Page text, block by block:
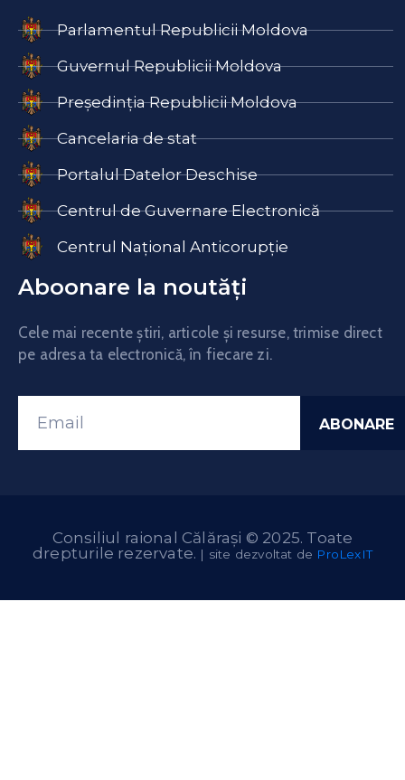
Parlamentul Republicii Moldova
Guvernul Republicii Moldova
Președinția Republicii Moldova
Cancelaria de stat
Portalul Datelor Deschise
Centrul de Guvernare Electronică
Centrul Național Anticorupție
Aboonare la noutăți
Cele mai recente știri, articole și resurse, trimise direct
pe adresa ta electronică, în fiecare zi.
Consiliul raional Călărași © 2025. Toate
drepturile rezervate. | site dezvoltat de ProLexIT